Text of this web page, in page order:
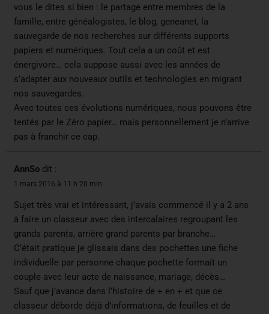
vous le dites si bien : le partage entre membres de la
famille, entre généalogistes, le blog, geneanet, la
sauvegarde de nos recherches sur différents supports
papiers et numériques. Tout cela a un coût et est
énergivore… cela suppose aussi avec les années de
s’adapter aux nouveaux outils et technologies en migrant
nos sauvegardes.
Avec toutes ces évolutions numériques, nous pouvons être
tentés par le Zéro papier… mais personnellement je n’arrive
pas à franchir ce cap.
AnnSo dit :
1 mars 2016 à 11 h 20 min
Sujet très vrai et intéressant, j’avais commencé il y a 2 ans
à faire un classeur avec des intercalaires regroupant les
grands parents, arrière grand parents par branche…
C’était pratique je glissais dans des pochettes une fiche
individuelle par personne chaque pochette formait un
couple avec leur acte de naissance, mariage, décès…
Sauf que j’avance dans l’histoire de + en + et que ce
classeur déborde déjà d’informations, de feuilles et de